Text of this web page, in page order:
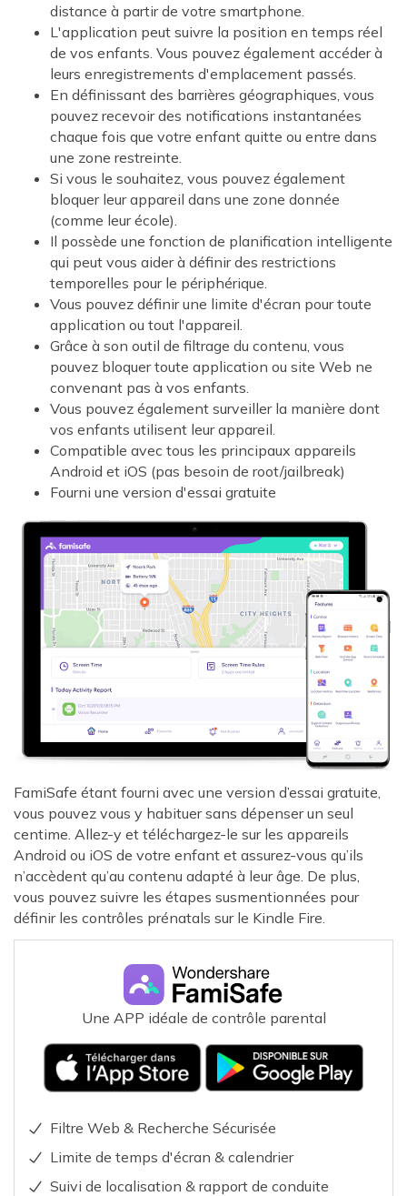
distance à partir de votre smartphone.
L'application peut suivre la position en temps réel
de vos enfants. Vous pouvez également accéder à
leurs enregistrements d'emplacement passés.
En définissant des barrières géographiques, vous
pouvez recevoir des notifications instantanées
chaque fois que votre enfant quitte ou entre dans
une zone restreinte.
Si vous le souhaitez, vous pouvez également
bloquer leur appareil dans une zone donnée
(comme leur école).
Il possède une fonction de planification intelligente
qui peut vous aider à définir des restrictions
temporelles pour le périphérique.
Vous pouvez définir une limite d'écran pour toute
application ou tout l'appareil.
Grâce à son outil de filtrage du contenu, vous
pouvez bloquer toute application ou site Web ne
convenant pas à vos enfants.
Vous pouvez également surveiller la manière dont
vos enfants utilisent leur appareil.
Compatible avec tous les principaux appareils
Android et iOS (pas besoin de root/jailbreak)
Fourni une version d'essai gratuite
FamiSafe étant fourni avec une version d’essai gratuite,
vous pouvez vous y habituer sans dépenser un seul
centime. Allez-y et téléchargez-le sur les appareils
Android ou iOS de votre enfant et assurez-vous qu’ils
n’accèdent qu’au contenu adapté à leur âge. De plus,
vous pouvez suivre les étapes susmentionnées pour
définir les contrôles prénatals sur le Kindle Fire.
Une APP idéale de contrôle parental
Filtre Web & Recherche Sécurisée
Limite de temps d'écran & calendrier
Suivi de localisation & rapport de conduite